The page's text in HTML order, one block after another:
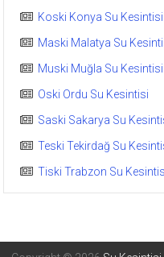
Koski Konya Su Kesintisi
Maski Malatya Su
Muski Muğla Su Kesintisi
Oski Ordu Su Kesintisi
Saski Sakarya Su
Teski Tekirdağ Su
Tiski Trabzon Su